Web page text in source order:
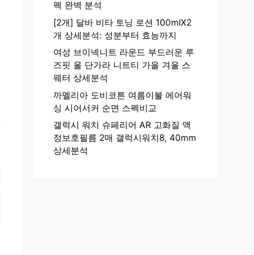
펙 완벽 분석
[2개] 달바 비타 토닝 로션 100mlX2
개 상세분석: 성분부터 효능까지
여성 브이넥니트 라운드 부드러운 루
즈핏 울 단가라 니트티 가을 겨울 스
웨터 상세분석
까멜리아 도비코튼 여름이불 에어워
싱 시어서커 순면 스펙비교
갤럭시 워치 슈페리어 AR 고화질 액
정보호필름 2매 갤럭시워치8, 40mm
상세분석